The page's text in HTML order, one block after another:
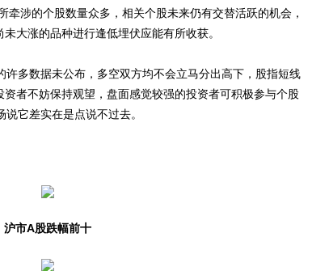
牵涉的个股数量众多，相关个股未来仍有交替活跃的机会，
大涨的品种进行逢低埋伏应能有所收获。
多数据未公布，多空双方均不会立马分出高下，股指短线
者不妨保持观望，盘面感觉较强的投资者可积极参与个股
它差实在是点说不过去。
沪市A股跌幅前十